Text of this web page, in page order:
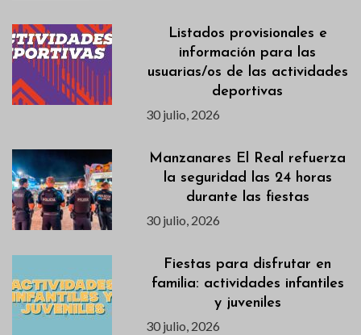
Listados provisionales e
información para las
usuarias/os de las actividades
deportivas
30 julio, 2026
Manzanares El Real refuerza
la seguridad las 24 horas
durante las fiestas
30 julio, 2026
Fiestas para disfrutar en
familia: actividades infantiles
y juveniles
30 julio, 2026